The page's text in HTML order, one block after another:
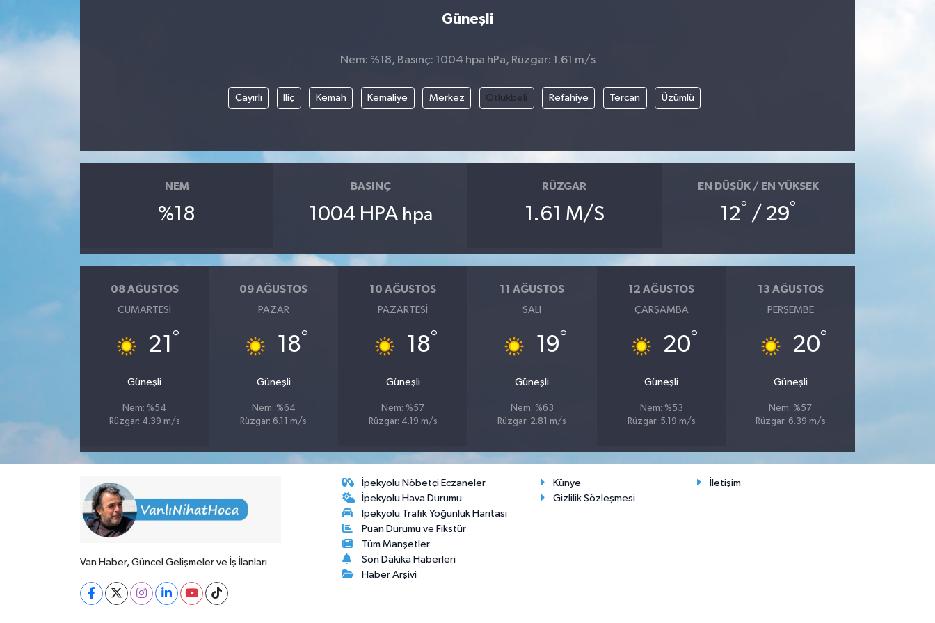
Güneşli
Nem: %18, Basınç: 1004 hpa hPa, Rüzgar: 1.61 m/s
Çayırlı İliç Kemah Kemaliye Merkez Otlukbeli Refahiye Tercan Üzümlü
NEM
%18
BASINÇ
1004 HPA hpa
RÜZGAR
1.61 M/S
EN DÜŞÜK / EN YÜKSEK
12° / 29°
08 AĞUSTOS
CUMARTESI
21 °
Güneşli
Nem: %54
Rüzgar: 4.39 m/s
09 AĞUSTOS
PAZAR
18°
Güneşli
Nem: %64
Rüzgar: 6.11 m/s
10 AĞUSTOS
PAZARTESI
18°
Güneşli
Nem: %57
Rüzgar: 4.19 m/s
11 AĞUSTOS
SALI
19°
Güneşli
Nem: %63
Rüzgar: 2.81 m/s
12 AĞUSTOS
ÇARŞAMBA
20°
Güneşli
Nem: %53
Rüzgar: 5.19 m/s
13 AĞUSTOS
PERŞEMBE
20°
Güneşli
Nem: %57
Rüzgar: 6.39 m/s
Van Haber, Güncel Gelişmeler ve İş İlanları
İpekyolu Nöbetçi Eczaneler
İpekyolu Hava Durumu
İpekyolu Trafik Yoğunluk Haritası
Puan Durumu ve Fikstür
Tüm Manşetler
Son Dakika Haberleri
Haber Arşivi
Künye
İletişim
Gizlilik Sözleşmesi